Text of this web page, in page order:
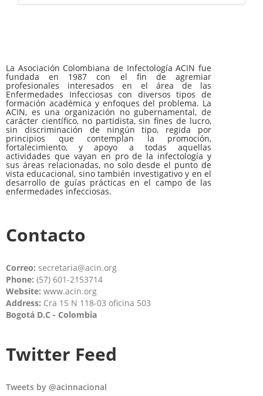
La Asociación Colombiana de Infectología ACIN fue
fundada en 1987 con el fin de agremiar
profesionales interesados en el área de las
Enfermedades Infecciosas con diversos tipos de
formación académica y enfoques del problema. La
ACIN, es una organización no gubernamental, de
carácter científico, no partidista, sin fines de lucro,
sin discriminación de ningún tipo, regida por
principios que contemplan la promoción,
fortalecimiento, y apoyo a todas aquellas
actividades que vayan en pro de la infectología y
sus áreas relacionadas, no solo desde el punto de
vista educacional, sino también investigativo y en el
desarrollo de guías prácticas en el campo de las
enfermedades infecciosas.
Contacto
Correo: secretaria@acin.org
Phone: (57) 601-2153714
Website: www.acin.org
Address: Cra 15 N 118-03 oficina 503
Bogotá D.C - Colombia
Twitter Feed
Tweets by @acinnacional